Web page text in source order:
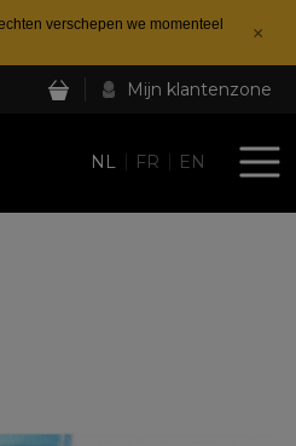
verschepen we momenteel
×
Mijn klantenzone
NL FR EN